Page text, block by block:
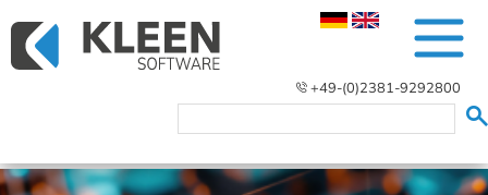
+49-(0)2381-9292800